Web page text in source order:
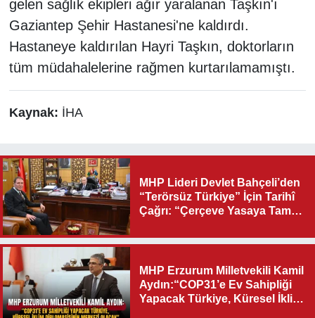
gelen sağlık ekipleri ağır yaralanan Taşkın'ı
Gaziantep Şehir Hastanesi'ne kaldırdı.
Hastaneye kaldırılan Hayri Taşkın, doktorların
tüm müdahalelerine rağmen kurtarılamamıştı.
Kaynak: İHA
MHP Lideri Devlet Bahçeli’den
“Terörsüz Türkiye” İçin Tarihî
Çağrı: “Çerçeve Yasaya Tam
MHP Erzurum Milletvekili Kamil
Aydın:“COP31’e Ev Sahipliği
Yapacak Türkiye, Küresel İklim